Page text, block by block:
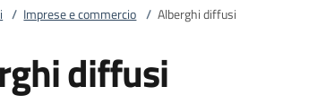
/ Imprese e commercio / Alberghi diffusi
diffusi